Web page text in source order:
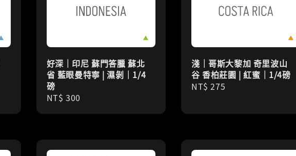
好深｜印尼 蘇門答臘 蘇北
省 藍眼曼特寧 | 濕剝｜1/4
磅
Regular
NT$ 300
淺｜哥斯大黎加 奇里波山
谷 香柏莊園 | 紅蜜｜1/4磅
Regular
NT$ 275